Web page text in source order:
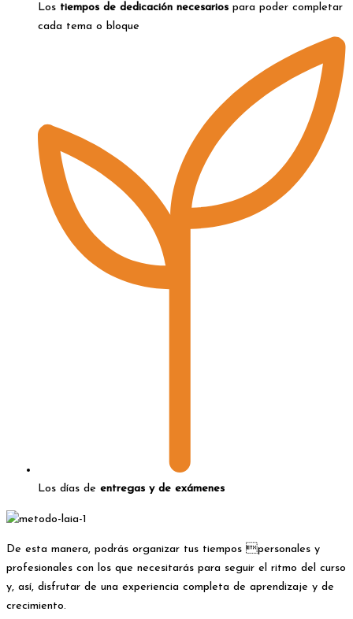
Los tiempos de dedicación necesarios para poder completar
cada tema o bloque
Los días de entregas y de exámenes
De esta manera, podrás organizar tus tiempos personales y
profesionales con los que necesitarás para seguir el ritmo del curso
y, así, disfrutar de una experiencia completa de aprendizaje y de
crecimiento.